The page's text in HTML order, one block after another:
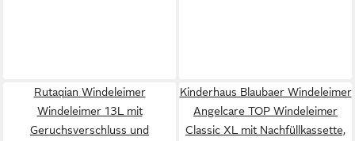
Rutaqian Windeleimer
Windeleimer 13L mit
Geruchsverschluss und
Kinderhaus Blaubaer Windeleimer
Angelcare TOP Windeleimer
Classic XL mit Nachfüllkassette,